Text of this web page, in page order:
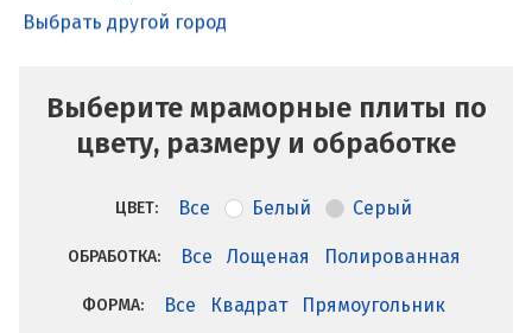
Выбрать другой город
Выберите мраморные плиты по
цвету, размеру и обработке
ЦВЕТ: Все Белый Серый
ОБРАБОТКА: Все Лощеная Полированная
ФОРМА: Все Квадрат Прямоугольник